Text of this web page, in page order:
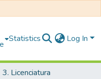
Statistics Log In
3. Licenciatura